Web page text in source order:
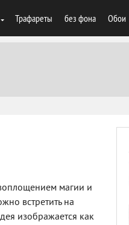
Трафареты без фона Обои
магии и
встретить на
изображается как